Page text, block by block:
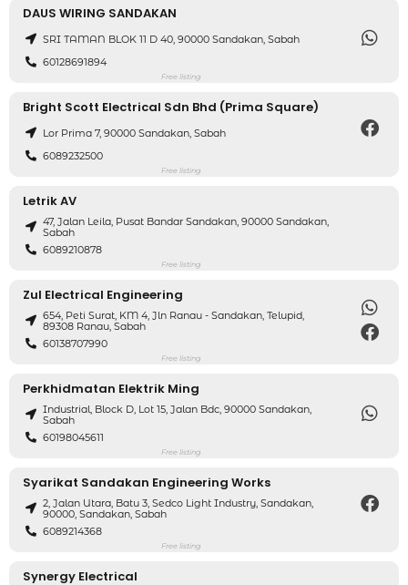
DAUS WIRING SANDAKAN
SRI TAMAN BLOK 11 D 40, 90000 Sandakan, Sabah
60128691894
Free listing
Bright Scott Electrical Sdn Bhd (Prima Square)
Lor Prima 7, 90000 Sandakan, Sabah
6089232500
Free listing
Letrik AV
47, Jalan Leila, Pusat Bandar Sandakan, 90000 Sandakan,
Sabah
6089210878
Free listing
Zul Electrical Engineering
654, Peti Surat, KM 4, Jln Ranau - Sandakan, Telupid,
89308 Ranau, Sabah
60138707990
Free listing
Perkhidmatan Elektrik Ming
Industrial, Block D, Lot 15, Jalan Bdc, 90000 Sandakan,
Sabah
60198045611
Free listing
Syarikat Sandakan Engineering Works
2, Jalan Utara, Batu 3, Sedco Light Industry, Sandakan,
90000, Sandakan, Sabah
6089214368
Free listing
Synergy Electrical